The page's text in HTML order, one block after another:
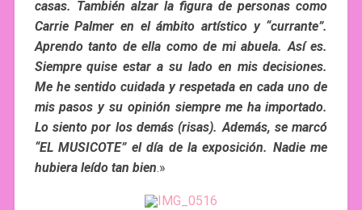
casas. También alzar la figura de personas como
Carrie Palmer en el ámbito artístico y “currante”.
Aprendo tanto de ella como de mi abuela. Así es.
Siempre quise estar a su lado en mis decisiones.
Me he sentido cuidada y respetada en cada uno de
mis pasos y su opinión siempre me ha importado.
Lo siento por los demás (risas). Además, se marcó
“EL MUSICOTE” el día de la exposición. Nadie me
hubiera leído tan bien.»